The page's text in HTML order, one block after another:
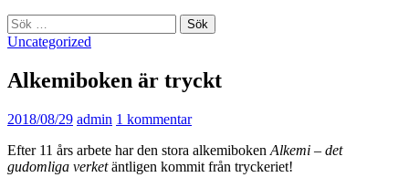
Sök
efter:
Uncategorized
Alkemiboken är tryckt
2018/08/29 admin 1 kommentar
Efter 11 års arbete har den stora alkemiboken Alkemi – det
gudomliga verketäntligen kommit från tryckeriet!